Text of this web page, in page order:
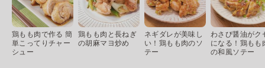
鶏もも肉で作る 簡
単こってりチャー
シュー
鶏もも肉と長ねぎ
の胡麻マヨ炒め
ネギダレが美味し
い！鶏もも肉のソ
テー
わさび醤油がク
になる！鶏もも
の和風ソテー